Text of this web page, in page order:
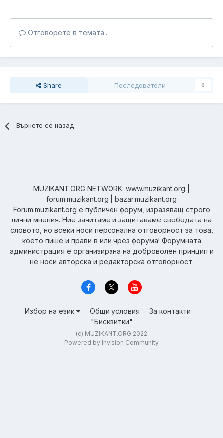
Отговорете в темата...
Share Последователи 0
Върнете се назад
MUZIKANT.ORG NETWORK: www.muzikant.org |
forum.muzikant.org | bazar.muzikant.org
Forum.muzikant.org е публичен форум, изразяващ строго
лични мнения. Ние зачитаме и защитаваме свободата на
словото, но всеки носи персонална отговорност за това,
което пише и прави в или чрез форума! Форумната
администрация е организирана на доброволен принцип и
не носи авторска и редакторска отговорност.
Избор на език Общи условия
За контакти
"Бисквитки"
(c) MUZIKANT.ORG 2022
Powered by Invision Community